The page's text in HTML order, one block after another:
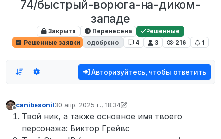
74/быстрый-ворюга-на-диком-
западе
Закрыта Перенесена
Решенные
Решенные заявки
одобрено 4 3 216 1
Авторизуйтесь, чтобы ответить
Не в сети
canibesonil30 апр. 2025 г., 18:34
отредактировано D0n Bar0n
Твой ник, а также основное имя твоего
персонажа: Виктор Грейвс